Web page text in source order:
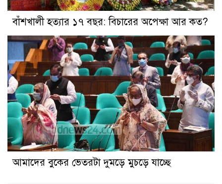
বাঁশখালী হত্যার ১৭ বছর: বিচারের অপেক্ষা আর কত?
আমাদের বুকের ভেতরটা দুমড়ে মুচড়ে যাচ্ছে